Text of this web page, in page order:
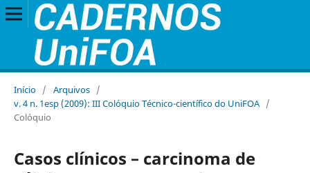
Início / Arquivos /
v. 4 n. 1esp (2009): III Colóquio Técnico-científico do UniFOA /
Colóquio
Casos clínicos – carcinoma de